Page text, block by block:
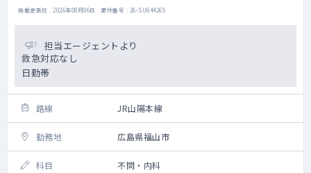
掲載更新日 : 2026年08月06日 案件番号 : 26-SU644265
担当エージェントより
救急対応なし
日勤帯
路線 JR山陽本線
勤務地 広島県福山市
科目 不問・内科